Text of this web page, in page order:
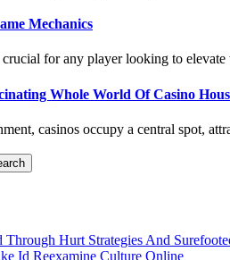
Mechanics
for any player looking to
Whole World Of Casino
casinos occupy a central spot,
Through Hurt Strategies And
Id Reexamine Culture Online